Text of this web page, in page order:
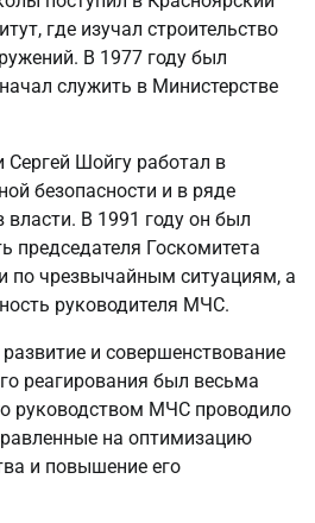
где изучал строительство
В 1977 году был
служить в Министерстве
Шойгу работал в
безопасности и в ряде
власти. В 1991 году он был
председателя Госкомитета
по чрезвычайным ситуациям, а
руководителя МЧС.
и совершенствование
реагирования был весьма
руководством МЧС проводило
на оптимизацию
и повышение его